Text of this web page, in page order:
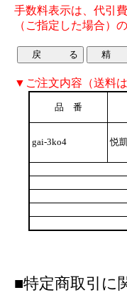
手数料表示は、代引
（ご指定した場合）
▼ご注文内容（送料
品 番
gai-3ko4 悦
■特定商取引に